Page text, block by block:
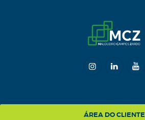
ÁREA DO CLIENTE
NA MÍDIA